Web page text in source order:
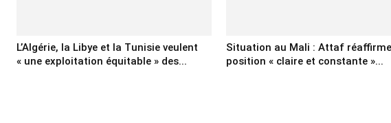
L’Algérie, la Libye et la Tunisie veulent
« une exploitation équitable » des...
Situation au Mali : Attaf
position « claire et constante »...